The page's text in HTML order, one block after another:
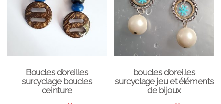
Boucles d’oreilles
surcyclage boucles
ceinture
boucles d’oreilles
surcyclage jeu et éléments
de bijoux